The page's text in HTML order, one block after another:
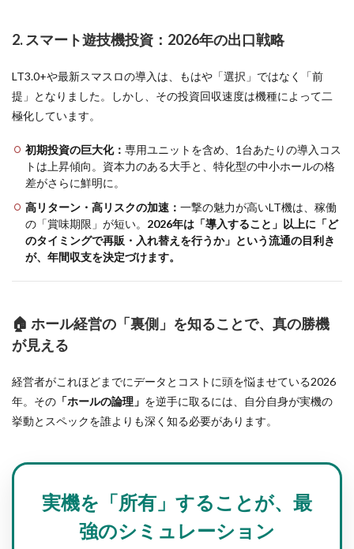
2. スマート遊技機投資：2026年の出口戦略
LT3.0+や最新スマスロの導入は、もはや「選択」ではなく「前
提」となりました。しかし、その投資回収速度は機種によって二
極化しています。
初期投資の巨大化： 専用ユニットを含め、1台あたりの導入コス
トは上昇傾向。資本力のある大手と、特化型の中小ホールの格
差がさらに鮮明に。
高リターン・高リスクの加速： 一撃の魅力が高いLT機は、稼働
の「賞味期限」が短い。 2026年は「導入すること」以上に「ど
のタイミングで再販・入れ替えを行うか」という流通の目利き
が、年間収支を決定づけます。
🏠 ホール経営の「裏側」を知ることで、真の勝機
が見える
経営者がこれほどまでにデータとコストに頭を悩ませている2026
年。その 「ホールの論理」 を逆手に取るには、自分自身が実機の
挙動とスペックを誰よりも深く知る必要があります。
実機を「所有」することが、最
強のシミュレーション